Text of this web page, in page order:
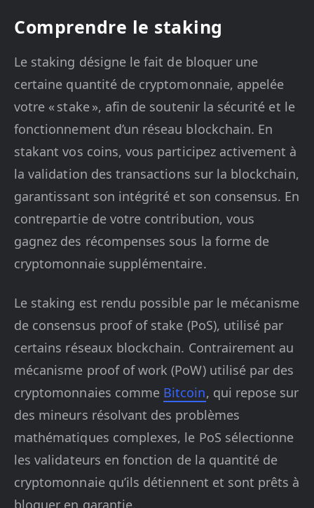
Comprendre le staking
Le staking désigne le fait de bloquer une
certaine quantité de cryptomonnaie, appelée
votre « stake », afin de soutenir la sécurité et le
fonctionnement d’un réseau blockchain. En
stakant vos coins, vous participez activement à
la validation des transactions sur la blockchain,
garantissant son intégrité et son consensus. En
contrepartie de votre contribution, vous
gagnez des récompenses sous la forme de
cryptomonnaie supplémentaire.
Le staking est rendu possible par le mécanisme
de consensus proof of stake (PoS), utilisé par
certains réseaux blockchain. Contrairement au
mécanisme proof of work (PoW) utilisé par des
cryptomonnaies comme Bitcoin, qui repose sur
des mineurs résolvant des problèmes
mathématiques complexes, le PoS sélectionne
les validateurs en fonction de la quantité de
cryptomonnaie qu’ils détiennent et sont prêts à
bloquer en garantie.